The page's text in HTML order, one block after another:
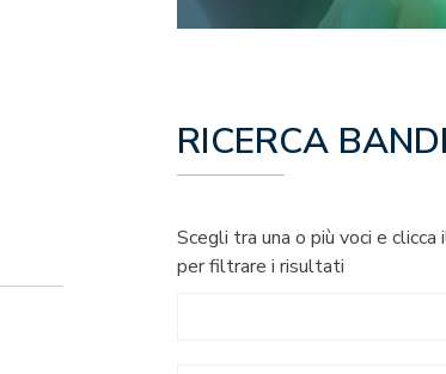
RICERCA BANDI
Scegli tra una o più voci e clicca
per filtrare i risultati